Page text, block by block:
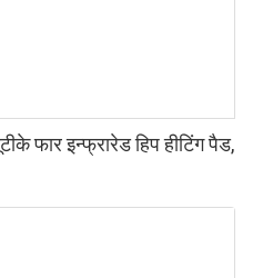
फार इन्फ्रारेड हिप हीटिंग पैड,